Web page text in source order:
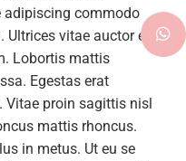
adipiscing commodo
vitae auctor eu
Lobortis mattis
Egestas erat
Vitae proin sagittis nisl
mattis rhoncus.
in metus. Ut eu se